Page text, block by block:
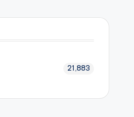
21,883